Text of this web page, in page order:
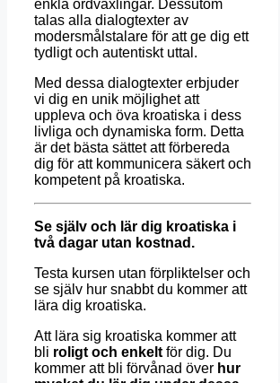
enkla ordväxlingar. Dessutom
talas alla dialogtexter av
modersmålstalare för att ge dig ett
tydligt och autentiskt uttal.
Med dessa dialogtexter erbjuder
vi dig en unik möjlighet att
uppleva och öva kroatiska i dess
livliga och dynamiska form. Detta
är det bästa sättet att förbereda
dig för att kommunicera säkert och
kompetent på kroatiska.
Se själv och lär dig kroatiska i
två dagar utan kostnad.
Testa kursen utan förpliktelser och
se själv hur snabbt du kommer att
lära dig kroatiska.
Att lära sig kroatiska kommer att
bli roligt och enkeltför dig. Du
kommer att bli förvånad över hur